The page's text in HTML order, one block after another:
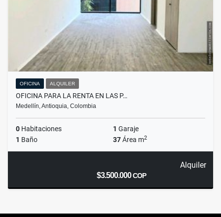
OFICINA ALQUILER
OFICINA PARA LA RENTA EN LAS P…
Medellín, Antioquia, Colombia
0 Habitaciones 1 Garaje
1 Baño 37Área m2
Alquiler
$3.500.000COP